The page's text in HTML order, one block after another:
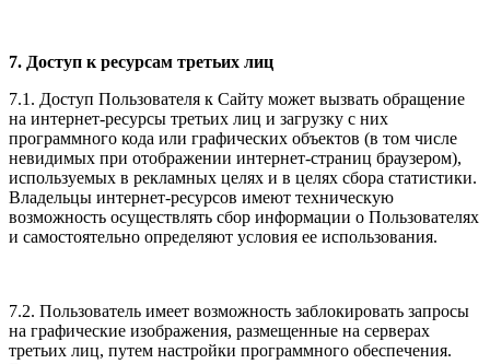
7. Доступ к ресурсам третьих лиц
7.1. Доступ Пользователя к Сайту может вызвать обращение
на интернет-ресурсы третьих лиц и загрузку с них
программного кода или графических объектов (в том числе
невидимых при отображении интернет-страниц браузером),
используемых в рекламных целях и в целях сбора статистики.
Владельцы интернет-ресурсов имеют техническую
возможность осуществлять сбор информации о Пользователях
и самостоятельно определяют условия ее использования.
7.2. Пользователь имеет возможность заблокировать запросы
на графические изображения, размещенные на серверах
третьих лиц, путем настройки программного обеспечения.